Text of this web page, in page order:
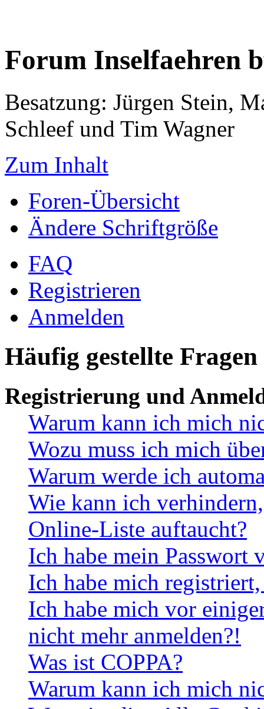
Forum Inselfaehren
Besatzung: Jürgen Stein,
Schleef und Tim Wagner
Zum Inhalt
Foren-Übersicht
Ändere Schriftgröße
FAQ
Registrieren
Anmelden
Häufig gestellte Fragen
Registrierung und
Warum kann ich mich
Wozu muss ich mich
Warum werde ich
Wie kann ich
Online-Liste auftaucht?
Ich habe mein Passwort
Ich habe mich
Ich habe mich vor
nicht mehr anmelden?!
Was ist COPPA?
Warum kann ich mich